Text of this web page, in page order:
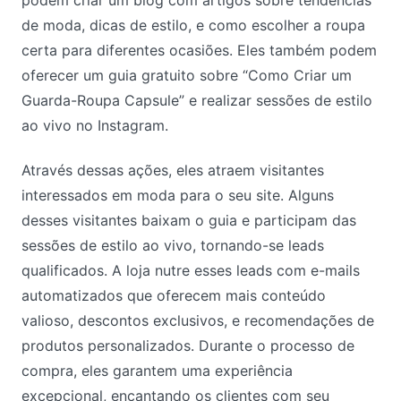
de moda, dicas de estilo, e como escolher a roupa
certa para diferentes ocasiões. Eles também podem
oferecer um guia gratuito sobre “Como Criar um
Guarda-Roupa Capsule” e realizar sessões de estilo
ao vivo no Instagram.
Através dessas ações, eles atraem visitantes
interessados em moda para o seu site. Alguns
desses visitantes baixam o guia e participam das
sessões de estilo ao vivo, tornando-se leads
qualificados. A loja nutre esses leads com e-mails
automatizados que oferecem mais conteúdo
valioso, descontos exclusivos, e recomendações de
produtos personalizados. Durante o processo de
compra, eles garantem uma experiência
excepcional, encantando os clientes com seu